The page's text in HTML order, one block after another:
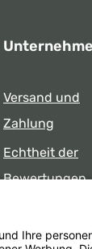
Versand und
Zahlung
Echtheit der
Bewertungen
Laden